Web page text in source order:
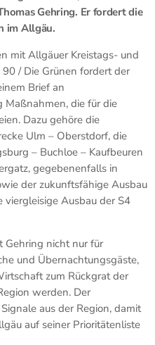
Gehring. Er fordert die
im Allgäu.
mit Allgäuer Kreistags- und
/ Die Grünen fordert der
Brief an
Maßnahmen, die für die
Dazu gehöre die
Ulm – Oberstdorf, die
– Buchloe – Kaufbeuren
gegebenenfalls in
der zukunftsfähige Ausbau
Ausbau der S4
Gehring nicht nur für
und Übernachtungsgäste,
zum Rückgrat der
werden. Der
aus der Region, damit
auf seiner Prioritätenliste